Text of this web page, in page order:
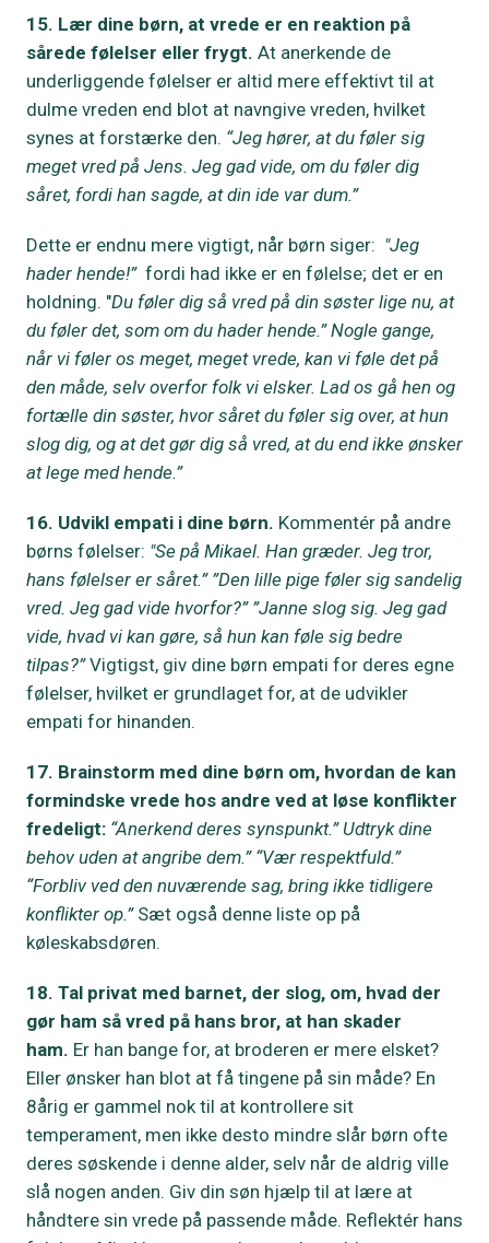
15. Lær dine børn, at vrede er en reaktion på
sårede følelser eller frygt. At anerkende de
underliggende følelser er altid mere effektivt til at
dulme vreden end blot at navngive vreden, hvilket
synes at forstærke den. “Jeg hører, at du føler sig
meget vred på Jens. Jeg gad vide, om du føler dig
såret, fordi han sagde, at din ide var dum.”
Dette er endnu mere vigtigt, når børn siger: "Jeg
hader hende!” fordi had ikke er en følelse; det er en
holdning. "Du føler dig så vred på din søster lige nu, at
du føler det, som om du hader hende.” Nogle gange,
når vi føler os meget, meget vrede, kan vi føle det på
den måde, selv overfor folk vi elsker. Lad os gå hen og
fortælle din søster, hvor såret du føler sig over, at hun
slog dig, og at det gør dig så vred, at du end ikke ønsker
at lege med hende.”
16. Udvikl empati i dine børn. Kommentér på andre
børns følelser: "Se på Mikael. Han græder. Jeg tror,
hans følelser er såret.” ”Den lille pige føler sig sandelig
vred. Jeg gad vide hvorfor?” ”Janne slog sig. Jeg gad
vide, hvad vi kan gøre, så hun kan føle sig bedre
tilpas?”Vigtigst, giv dine børn empati for deres egne
følelser, hvilket er grundlaget for, at de udvikler
empati for hinanden.
17. Brainstorm med dine børn om, hvordan de kan
formindske vrede hos andre ved at løse konflikter
fredeligt: “Anerkend deres synspunkt.” Udtryk dine
behov uden at angribe dem.” “Vær respektfuld.”
“Forbliv ved den nuværende sag, bring ikke tidligere
konflikter op.”Sæt også denne liste op på
køleskabsdøren.
18. Tal privat med barnet, der slog, om, hvad der
gør ham så vred på hans bror, at han skader
ham. Er han bange for, at broderen er mere elsket?
Eller ønsker han blot at få tingene på sin måde? En
8årig er gammel nok til at kontrollere sit
temperament, men ikke desto mindre slår børn ofte
deres søskende i denne alder, selv når de aldrig ville
slå nogen anden. Giv din søn hjælp til at lære at
håndtere sin vrede på passende måde. Reflektér hans